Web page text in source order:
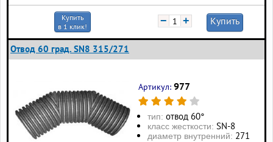
Купить
в 1 клик!
− + Купить
Отвод 60 град. SN8 315/271
Артикул: 977
тип: отвод 60°
класс жесткости: SN-8
диаметр внутренний: 271